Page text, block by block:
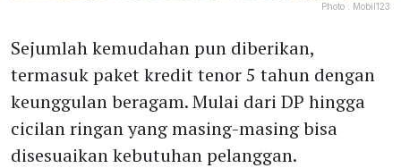
Photo : Mobil123
Sejumlah kemudahan pun diberikan,
termasuk paket kredit tenor 5 tahun dengan
keunggulan beragam. Mulai dari DP hingga
cicilan ringan yang masing-masing bisa
disesuaikan kebutuhan pelanggan.